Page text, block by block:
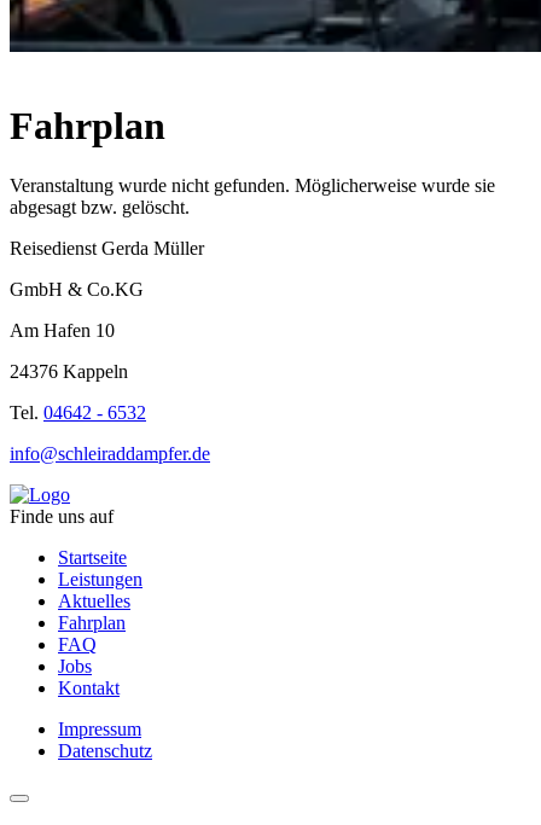
Fahrplan
Veranstaltung wurde nicht gefunden. Möglicherweise wurde sie
abgesagt bzw. gelöscht.
Reisedienst Gerda Müller
GmbH & Co.KG
Am Hafen 10
24376 Kappeln
Tel. 04642 - 6532
info@schleiraddampfer.de
Finde uns auf
Startseite
Leistungen
Aktuelles
Fahrplan
FAQ
Jobs
Kontakt
Impressum
Datenschutz